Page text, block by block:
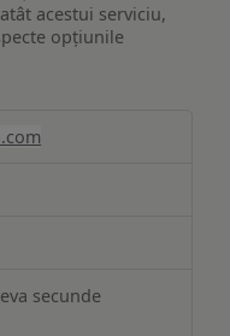
acestui serviciu,
opțiunile
secunde